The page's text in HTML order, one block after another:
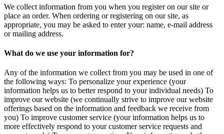
We collect information from you when you register on our site or
place an order. When ordering or registering on our site, as
appropriate, you may be asked to enter your: name, e-mail address
or mailing address.
What do we use your information for?
Any of the information we collect from you may be used in one of
the following ways: To personalize your experience (your
information helps us to better respond to your individual needs) To
improve our website (we continually strive to improve our website
offerings based on the information and feedback we receive from
you) To improve customer service (your information helps us to
more effectively respond to your customer service requests and